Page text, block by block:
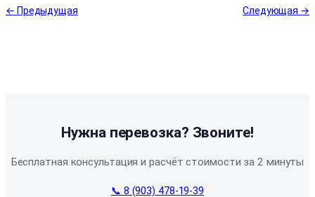
← Предыдущая Следующая →
Нужна перевозка? Звоните!
Бесплатная консультация и расчёт стоимости за 2 минуты
📞 8 (903) 478-19-39